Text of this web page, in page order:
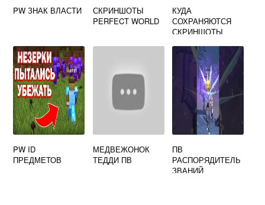
PW ЗНАК ВЛАСТИ
СКРИНШОТЫ
PERFECT WORLD
КУДА
СОХРАНЯЮТСЯ
СКРИНШОТЫ
PW ID
ПРЕДМЕТОВ
МЕДВЕЖОНОК
ТЕДДИ ПВ
ПВ
РАСПОРЯДИТЕЛЬ
ЗВАНИЙ